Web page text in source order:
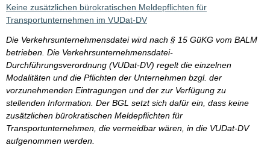
Keine zusätzlichen bürokratischen Meldepflichten für
Transportunternehmen im VUDat-DV
Die Verkehrsunternehmensdatei wird nach § 15 GüKG vom BALM
betrieben. Die Verkehrsunternehmensdatei-
Durchführungsverordnung (VUDat-DV) regelt die einzelnen
Modalitäten und die Pflichten der Unternehmen bzgl. der
vorzunehmenden Eintragungen und der zur Verfügung zu
stellenden Information. Der BGL setzt sich dafür ein, dass keine
zusätzlichen bürokratischen Meldepflichten für
Transportunternehmen, die vermeidbar wären, in die VUDat-DV
aufgenommen werden.